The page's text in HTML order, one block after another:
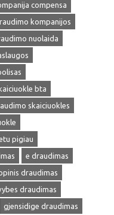
compensa
kompanijos
nuolaida
bta
skaiciuokles
pigiau
e draudimas
draudimas
draudimas
gjensidige draudimas